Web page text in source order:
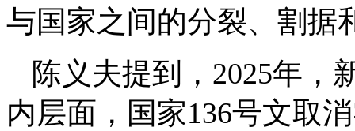
与国家之间的分裂、割据
陈义夫提到，2025年，
内层面，国家136号文取